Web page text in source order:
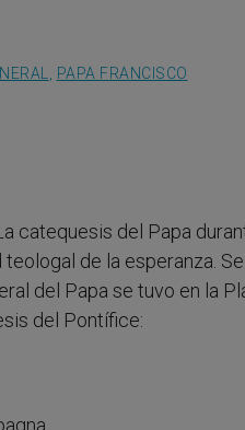
PAPA FRANCISCO
catequesis del Papa
de la esperanza.
del Papa se tuvo en la
del Pontífice: